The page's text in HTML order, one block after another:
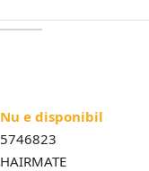
Nu e disponibil
5746823
HAIRMATE